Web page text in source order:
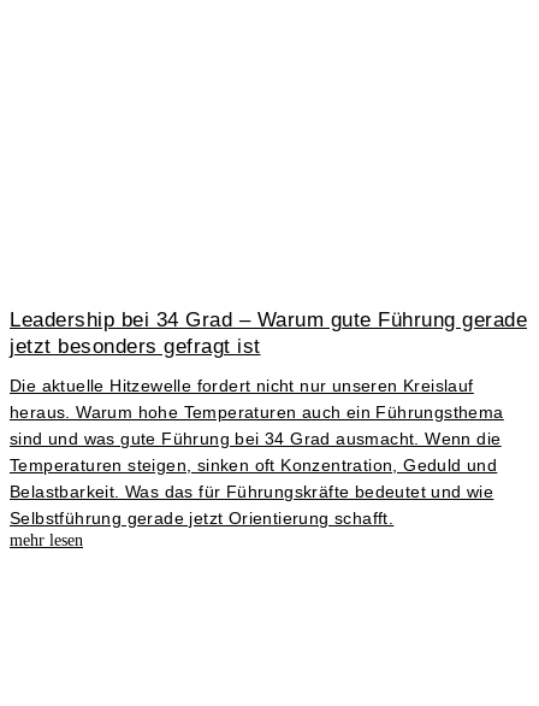
Leadership bei 34 Grad – Warum gute Führung gerade
jetzt besonders gefragt ist
Die aktuelle Hitzewelle fordert nicht nur unseren Kreislauf
heraus. Warum hohe Temperaturen auch ein Führungsthema
sind und was gute Führung bei 34 Grad ausmacht. Wenn die
Temperaturen steigen, sinken oft Konzentration, Geduld und
Belastbarkeit. Was das für Führungskräfte bedeutet und wie
Selbstführung gerade jetzt Orientierung schafft.
mehr lesen